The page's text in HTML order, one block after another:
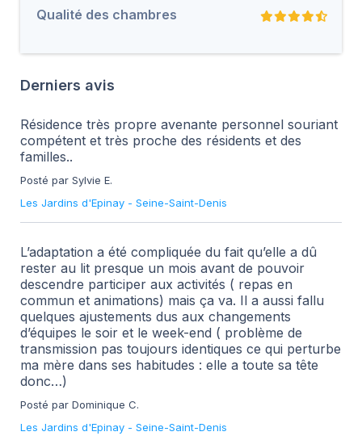
Qualité des chambres
Derniers avis
Résidence très propre avenante personnel souriant
compétent et très proche des résidents et des
familles..
Posté par Sylvie E.
Les Jardins d'Epinay - Seine-Saint-Denis
L’adaptation a été compliquée du fait qu’elle a dû
rester au lit presque un mois avant de pouvoir
descendre participer aux activités ( repas en
commun et animations) mais ça va. Il a aussi fallu
quelques ajustements dus aux changements
d’équipes le soir et le week-end ( problème de
transmission pas toujours identiques ce qui perturbe
ma mère dans ses habitudes : elle a toute sa tête
donc…)
Posté par Dominique C.
Les Jardins d'Epinay - Seine-Saint-Denis